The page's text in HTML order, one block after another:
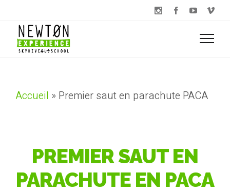
Accueil » Premier saut en parachute PACA
PREMIER SAUT EN
PARACHUTE EN PACA